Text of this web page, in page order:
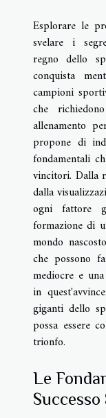
Esplorare le
svelare i
regno dello
conquista
campioni
che
allenamento
propone di
fondamentali
vincitori. Dalla
dalla
ogni fattore
formazione di
mondo
che possono
mediocre e
in
giganti dello
possa essere
trionfo.
Le